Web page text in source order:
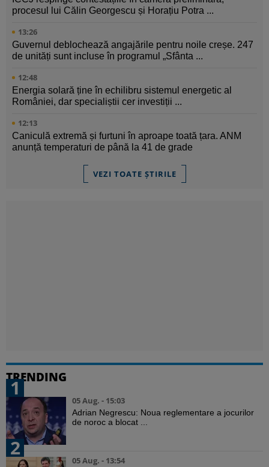
procesul lui Călin Georgescu și Horațiu Potra ...
13:26
Guvernul deblochează angajările pentru noile creșe. 247
de unități sunt incluse în programul „Sfânta ...
12:48
Energia solară ține în echilibru sistemul energetic al
României, dar specialiștii cer investiții ...
12:13
Caniculă extremă și furtuni în aproape toată țara. ANM
anunță temperaturi de până la 41 de grade
VEZI TOATE ȘTIRILE
TRENDING
1
05 Aug. - 15:03
Adrian Negrescu: Noua reglementare a jocurilor
de noroc a blocat ...
2
05 Aug. - 13:54